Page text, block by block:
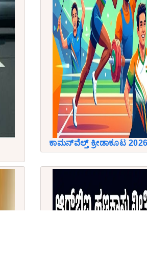
ಕಾಮನ್‌ವೆಲ್ತ್‌ ಕ್ರೀಡಾಕೂಟ